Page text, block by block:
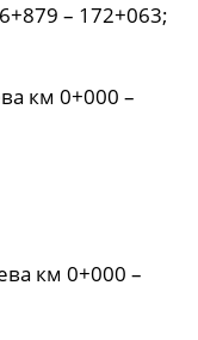
– 172+063;
км 0+000 –
км 0+000 –